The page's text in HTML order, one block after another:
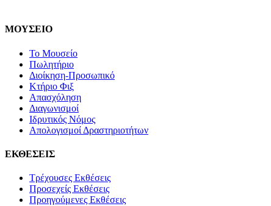
ΜΟΥΣΕΙΟ
Το Μουσείο
Πωλητήριο
Διοίκηση-Προσωπικό
Κτήριο Φιξ
Απασχόληση
Διαγωνισμοί
Ιδρυτικός Νόμος
Απολογισμοί Δραστηριοτήτων
ΕΚΘΕΣΕΙΣ
Τρέχουσες Εκθέσεις
Προσεχείς Εκθέσεις
Προηγούμενες Εκθέσεις